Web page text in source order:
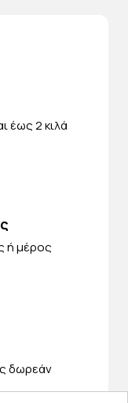
έως 2 κιλά
ή μέρος
δωρεάν